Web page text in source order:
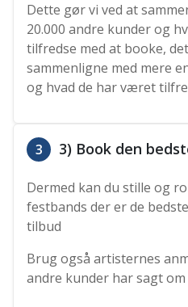
Dette gør vi ved at
20.000 andre kunder og
tilfredse med at booke,
sammenligne med mere
og hvad de har været
3 3) Book den
Dermed kan du stille og
festbands der er de
tilbud
Brug også artisternes
andre kunder har sagt